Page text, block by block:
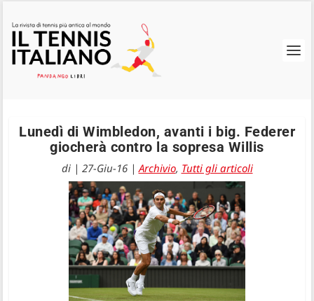
Lunedì di Wimbledon, avanti i big. Federer
giocherà contro la sopresa Willis
di | 27-Giu-16|Archivio, Tutti gli articoli